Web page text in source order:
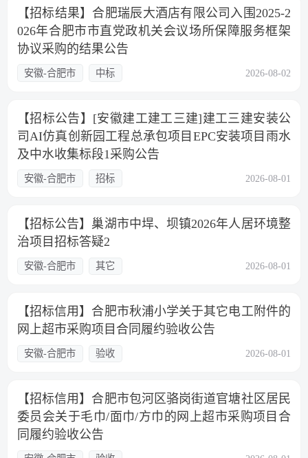
【招标结果】合肥瑞辰大酒店有限公司入围2025-2
026年合肥市市直党政机关会议场所保障服务框架
协议采购的结果公告
安徽-合肥市 中标 2026-08-02
【招标公告】[安徽建工建工三建]建工三建安装公
司AI仿真创新园工程总承包项目EPC安装项目雨水
及中水收集标段1采购公告
安徽-合肥市 招标 2026-08-01
【招标公告】巢湖市中垾、坝镇2026年人居环境整
治项目招标答疑2
安徽-合肥市 其它 2026-08-01
【招标信用】合肥市秋浦小学关于其它电工附件的
网上超市采购项目合同履约验收公告
安徽-合肥市 验收 2026-08-01
【招标信用】合肥市包河区骆岗街道官塘社区居民
委员会关于毛巾/面巾/方巾的网上超市采购项目合
同履约验收公告